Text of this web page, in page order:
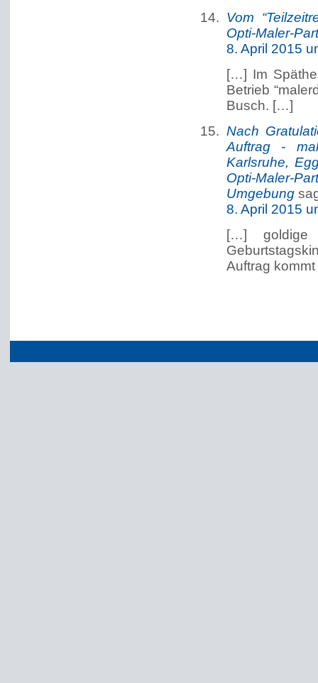
Vom
Opti-Maler-
8. April 2015
[…] Im
Betrieb
Busch. […]
Nach
Auftrag -
Karlsruhe,
Opti-Maler-
Umgebung
8. April 2015
[…] goldige
Auftrag